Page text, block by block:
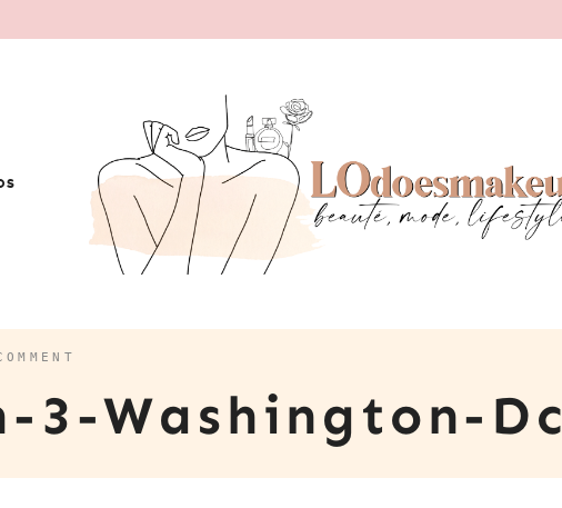
3-Washington-Dc